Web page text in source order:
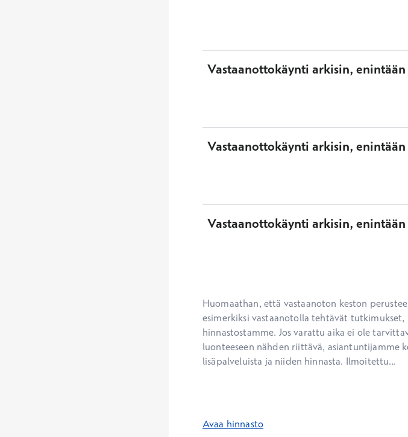
Vastaanottokäynti arkisin,
Vastaanottokäynti arkisin, enintään
Vastaanottokäynti arkisin,
Huomaathan, että vastaanoton keston
esimerkiksi vastaanotolla tehtävät
hinnastostamme. Jos varattu aika ei ole
luonteeseen nähden riittävä, asiantuntijamme
lisäpalveluista ja niiden hinnasta. Ilmoitettu...
Avaa hinnasto